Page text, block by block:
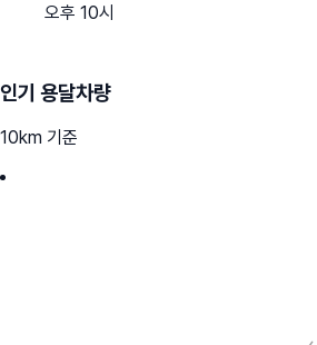
오후 10시
인기 용달차량
10km 기준